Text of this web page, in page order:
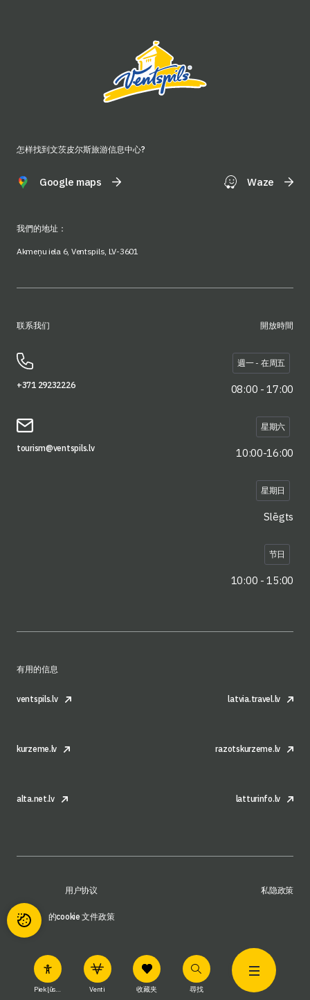
Piekļūstamība Venti 收藏夹 尋找
怎样找到文茨皮尔斯旅游信息中心?
Google maps Waze
我們的地址：
Akmeņu iela 6, Ventspils, LV-3601
联系我们
+371 29232226
tourism@ventspils.lv
開放時間
週一 - 在周五
08:00 - 17:00
星期六
10:00-16:00
星期日
Slēgts
节日
10:00 - 15:00
有用的信息
ventspils.lv latvia.travel.lv
kurzeme.lv razotskurzeme.lv
alta.net.lv latturinfo.lv
用户协议 私隐政策
的cookie 文件政策